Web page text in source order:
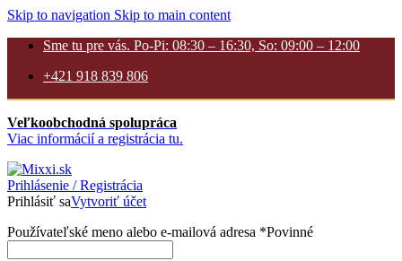
Skip to navigation Skip to main content
Sme tu pre vás. Po-Pi: 08:30 – 16:30, So: 09:00 – 12:00
+421 918 839 806
Veľkoobchodná spolupráca
Viac informácií a registrácia tu.
Prihlásenie / Registrácia
Prihlásiť saVytvoriť účet
Používateľské meno alebo e-mailová adresa *Povinné